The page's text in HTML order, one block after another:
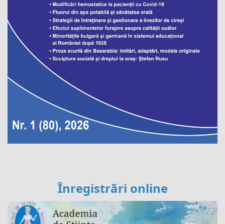
Înregistrări online